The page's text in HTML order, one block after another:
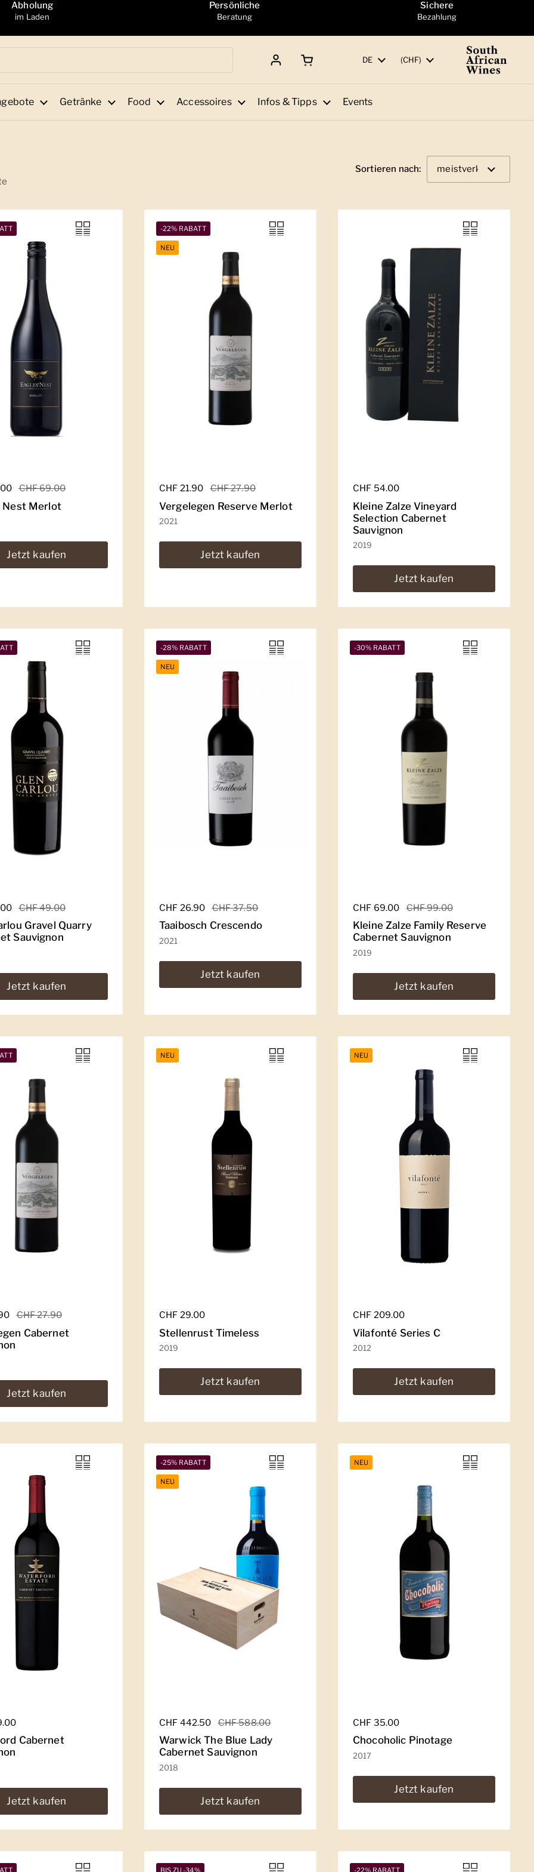
Abholung
im Laden
Persönliche
Beratung
Sichere
Bezahlung
Sprache
DE Land/Region
(CHF)
Getränke Food Accessoires Infos & Tipps Events
Sortieren nach:
Preis
Sale-Preis
CHF 69.00
Nest Merlot
Jetzt kaufen
Regulärer Preis
CHF 21.90 Sale-Preis
CHF 27.90
Vergelegen Reserve Merlot
2021
Jetzt kaufen
-22% RABATT
NEU
Regulärer Preis
CHF 54.00
Kleine Zalze Vineyard
Selection Cabernet
Sauvignon
2019
Jetzt kaufen
Preis
Sale-Preis
CHF 49.00
Gravel Quarry
Sauvignon
Jetzt kaufen
Regulärer Preis
CHF 26.90 Sale-Preis
CHF 37.50
Taaibosch Crescendo
2021
Jetzt kaufen
-28% RABATT
NEU
Regulärer Preis
CHF 69.00 Sale-Preis
CHF 99.00
Kleine Zalze Family Reserve
Cabernet Sauvignon
2019
Jetzt kaufen
-30% RABATT
Preis
Sale-Preis
CHF 27.90
Cabernet
Jetzt kaufen
Regulärer Preis
CHF 29.00
Stellenrust Timeless
2019
Jetzt kaufen
NEU
Regulärer Preis
CHF 209.00
Vilafonté Series C
2012
Jetzt kaufen
NEU
Preis
Cabernet
Jetzt kaufen
Regulärer Preis
CHF 442.50 Sale-Preis
CHF 588.00
Warwick The Blue Lady
Cabernet Sauvignon
2018
Jetzt kaufen
-25% RABATT
NEU
Regulärer Preis
CHF 35.00
Chocoholic Pinotage
2017
Jetzt kaufen
NEU
BIS ZU -34% -22% RABATT